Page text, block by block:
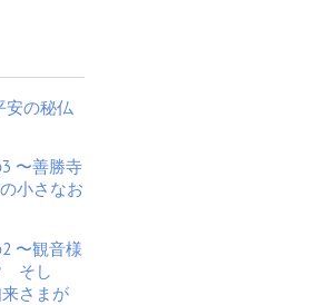
安の秘仏
〜善勝寺
小さなお
〜観音様
そし
さまが